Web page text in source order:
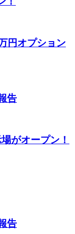
円オプション
告
がオープン！
告